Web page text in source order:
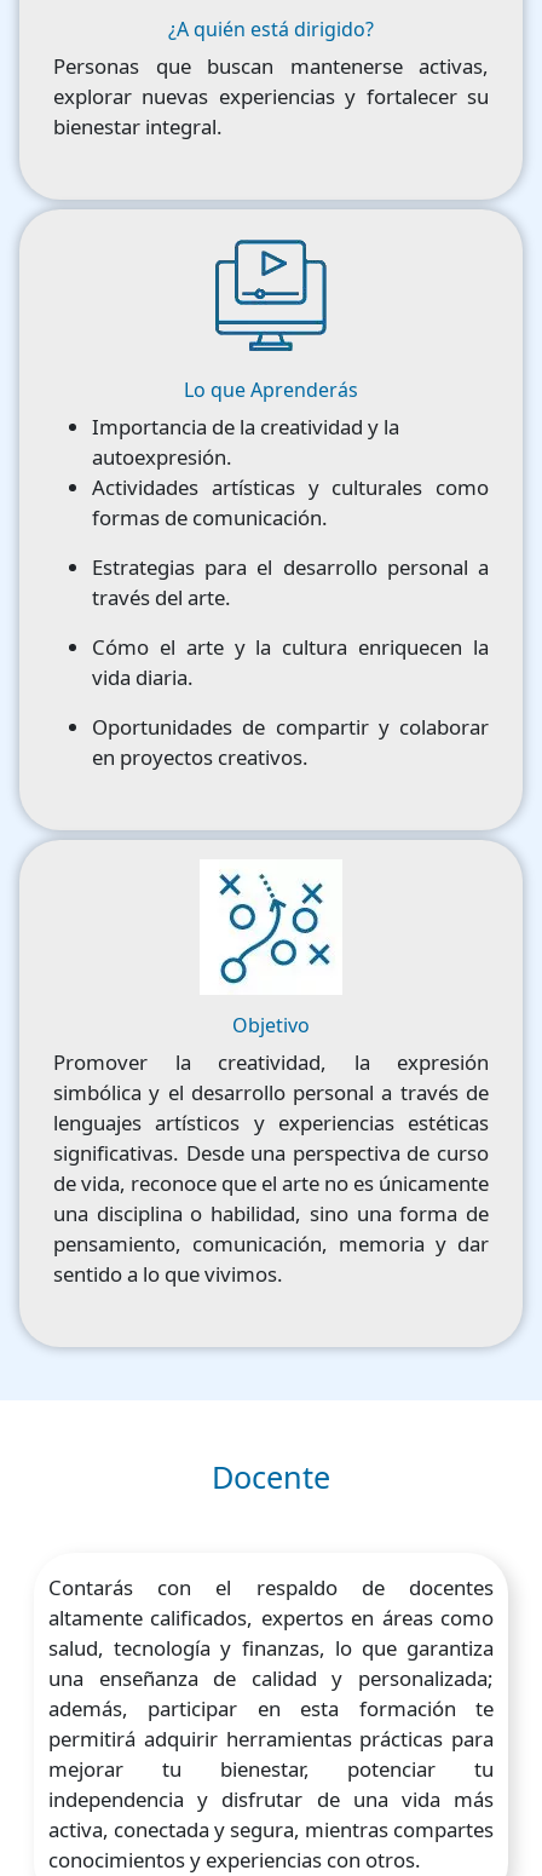
¿A quién está dirigido?
Personas que buscan mantenerse activas,
explorar nuevas experiencias y fortalecer su
bienestar integral.
Lo que Aprenderás
Importancia de la creatividad y la
autoexpresión.
Actividades artísticas y culturales como
formas de comunicación.
Estrategias para el desarrollo personal a
través del arte.
Cómo el arte y la cultura enriquecen la
vida diaria.
Oportunidades de compartir y colaborar
en proyectos creativos.
Objetivo
Promover la creatividad, la expresión
simbólica y el desarrollo personal a través de
lenguajes artísticos y experiencias estéticas
significativas. Desde una perspectiva de curso
de vida, reconoce que el arte no es únicamente
una disciplina o habilidad, sino una forma de
pensamiento, comunicación, memoria y dar
sentido a lo que vivimos.
Docente
Contarás con el respaldo de docentes
altamente calificados, expertos en áreas como
salud, tecnología y finanzas, lo que garantiza
una enseñanza de calidad y personalizada;
además, participar en esta formación te
permitirá adquirir herramientas prácticas para
mejorar tu bienestar, potenciar tu
independencia y disfrutar de una vida más
activa, conectada y segura, mientras compartes
conocimientos y experiencias con otros.